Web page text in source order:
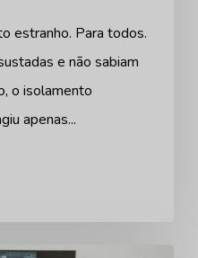
estranho. Para todos.
e não sabiam
o isolamento
apenas...